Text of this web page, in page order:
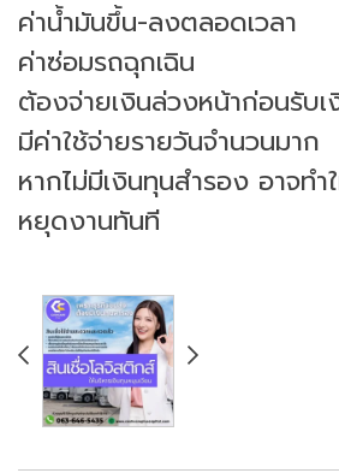
ค่าน้ำมันขึ้น-ลงตลอดเวลา
ค่าซ่อมรถฉุกเฉิน
ต้องจ่ายเงินล่วงหน้าก่อนรับ
มีค่าใช้จ่ายรายวันจำนวนมาก
หากไม่มีเงินทุนสำรอง อาจทำ
หยุดงานทันที